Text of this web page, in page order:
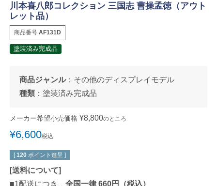
川本喜八郎コレクション 三国志 曹操孟徳（アウト
レット品）
商品番号 AF131D
塗装済み完成品
商品ジャンル： その他のディスプレイモデル
種類 ： 塗装済み完成品
メーカー希望小売価格 ¥8,800のところ
¥6,600税込
[ 120 ポイント進呈 ]
[送料について]
■1配送につき、 全国一律 660円（税込）